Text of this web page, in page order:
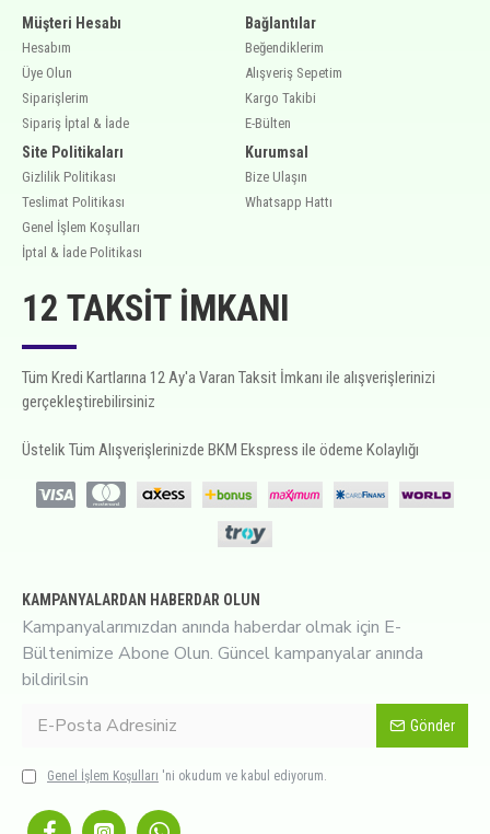
Müşteri Hesabı
Hesabım
Üye Olun
Siparişlerim
Sipariş İptal & İade
Site Politikaları
Gizlilik Politikası
Teslimat Politikası
Genel İşlem Koşulları
İptal & İade Politikası
Bağlantılar
Beğendiklerim
Alışveriş Sepetim
Kargo Takibi
E-Bülten
Kurumsal
Bize Ulaşın
Whatsapp Hattı
12 TAKSIT İMKANI
Tüm Kredi Kartlarına 12 Ay'a Varan Taksit İmkanı ile alışverişlerinizi
gerçekleştirebilirsiniz
Üstelik Tüm Alışverişlerinizde BKM Ekspress ile ödeme Kolaylığı
KAMPANYALARDAN HABERDAR OLUN
Kampanyalarımızdan anında haberdar olmak için E-
Bültenimize Abone Olun. Güncel kampanyalar anında
bildirilsin
Gönder
Genel İşlem Koşulları 'ni okudum ve kabul ediyorum.